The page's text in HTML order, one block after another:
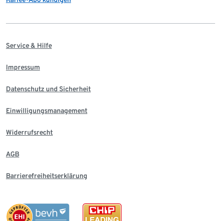
Service & Hilfe
Impressum
Datenschutz und Sicherheit
Einwilligungsmanagement
Widerrufsrecht
AGB
Barrierefreiheitserklärung